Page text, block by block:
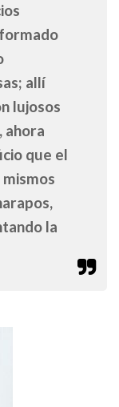
allí
lujosos
ahora
que el
la